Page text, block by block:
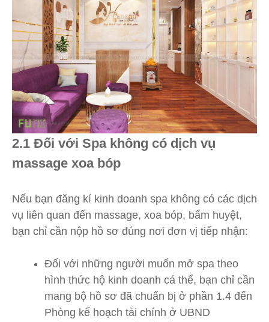
2.1 Đối với Spa không có dịch vụ
massage xoa bóp
Nếu bạn đăng kí kinh doanh spa không có các dịch
vụ liên quan đến massage, xoa bóp, bấm huyệt,
bạn chỉ cần nộp hồ sơ đúng nơi đơn vị tiếp nhận:
Đối với những người muốn mở spa theo
hình thức hộ kinh doanh cá thể, bạn chỉ cần
mang bộ hồ sơ đã chuẩn bị ở phần 1.4 đến
Phòng kế hoạch tài chính ở UBND